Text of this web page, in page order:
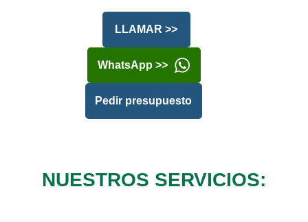
LLAMAR >>
WhatsApp >>
Pedir presupuesto
NUESTROS SERVICIOS: